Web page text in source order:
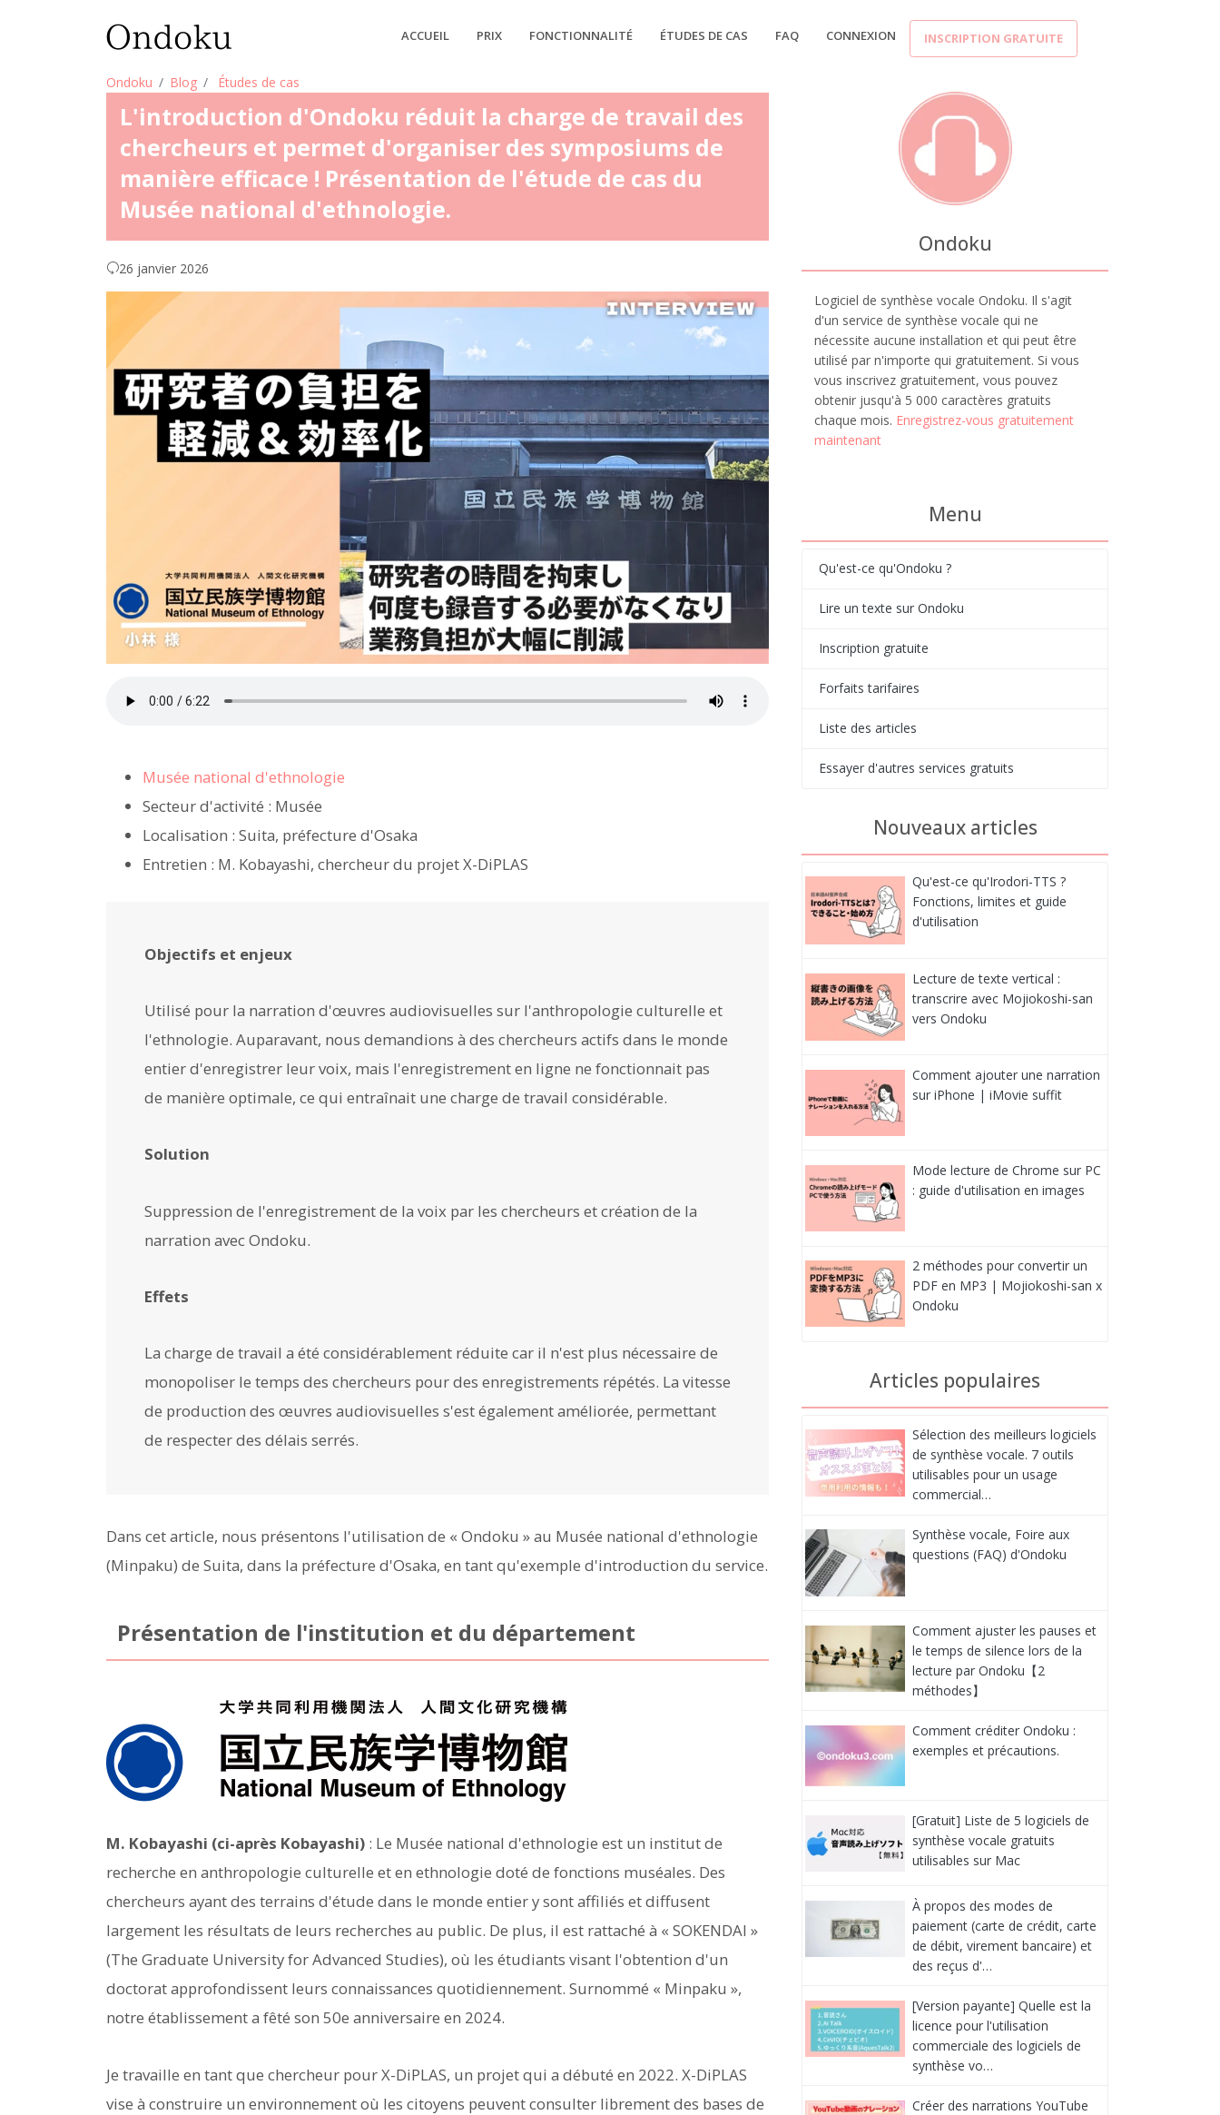
ACCUEIL PRIX FONCTIONNALITÉ ÉTUDES DE CAS FAQ CONNEXION INSCRIPTION GRATUITE
Ondoku Blog Études de cas
L'introduction d'Ondoku réduit la charge de travail des
chercheurs et permet d'organiser des symposiums de
manière efficace ! Présentation de l'étude de cas du
Musée national d'ethnologie.
26 janvier 2026
Musée national d'ethnologie
Secteur d'activité : Musée
Localisation : Suita, préfecture d'Osaka
Entretien : M. Kobayashi, chercheur du projet X-DiPLAS
Objectifs et enjeux
Utilisé pour la narration d'œuvres audiovisuelles sur l'anthropologie culturelle et
l'ethnologie. Auparavant, nous demandions à des chercheurs actifs dans le monde
entier d'enregistrer leur voix, mais l'enregistrement en ligne ne fonctionnait pas
de manière optimale, ce qui entraînait une charge de travail considérable.
Solution
Suppression de l'enregistrement de la voix par les chercheurs et création de la
narration avec Ondoku.
Effets
La charge de travail a été considérablement réduite car il n'est plus nécessaire de
monopoliser le temps des chercheurs pour des enregistrements répétés. La vitesse
de production des œuvres audiovisuelles s'est également améliorée, permettant
de respecter des délais serrés.
Dans cet article, nous présentons l'utilisation de « Ondoku » au Musée national d'ethnologie
(Minpaku) de Suita, dans la préfecture d'Osaka, en tant qu'exemple d'introduction du service.
Présentation de l'institution et du département
M. Kobayashi (ci-après Kobayashi) : Le Musée national d'ethnologie est un institut de
recherche en anthropologie culturelle et en ethnologie doté de fonctions muséales. Des
chercheurs ayant des terrains d'étude dans le monde entier y sont affiliés et diffusent
largement les résultats de leurs recherches au public. De plus, il est rattaché à « SOKENDAI »
(The Graduate University for Advanced Studies), où les étudiants visant l'obtention d'un
doctorat approfondissent leurs connaissances quotidiennement. Surnommé « Minpaku »,
notre établissement a fêté son 50e anniversaire en 2024.
Je travaille en tant que chercheur pour X-DiPLAS, un projet qui a débuté en 2022. X-DiPLAS
vise à construire un environnement où les citoyens peuvent consulter librement des bases de
Ondoku
Logiciel de synthèse vocale Ondoku. Il s'agit
d'un service de synthèse vocale qui ne
nécessite aucune installation et qui peut être
utilisé par n'importe qui gratuitement. Si vous
vous inscrivez gratuitement, vous pouvez
obtenir jusqu'à 5 000 caractères gratuits
chaque mois. Enregistrez-vous gratuitement
maintenant
Menu
Qu'est-ce qu'Ondoku ?
Lire un texte sur Ondoku
Inscription gratuite
Forfaits tarifaires
Liste des articles
Essayer d'autres services gratuits
Nouveaux articles
Qu'est-ce qu'Irodori-TTS ?
Fonctions, limites et guide
d'utilisation
Lecture de texte vertical :
transcrire avec Mojiokoshi-san
vers Ondoku
Comment ajouter une narration
sur iPhone | iMovie suffit
Mode lecture de Chrome sur PC
: guide d'utilisation en images
2 méthodes pour convertir un
PDF en MP3 | Mojiokoshi-san x
Ondoku
Articles populaires
Sélection des meilleurs logiciels
de synthèse vocale. 7 outils
utilisables pour un usage
commercial…
Synthèse vocale, Foire aux
questions (FAQ) d'Ondoku
Comment ajuster les pauses et
le temps de silence lors de la
lecture par Ondoku【2
méthodes】
Comment créditer Ondoku :
exemples et précautions.
[Gratuit] Liste de 5 logiciels de
synthèse vocale gratuits
utilisables sur Mac
À propos des modes de
paiement (carte de crédit, carte
de débit, virement bancaire) et
des reçus d'…
[Version payante] Quelle est la
licence pour l'utilisation
commerciale des logiciels de
synthèse vo…
Créer des narrations YouTube